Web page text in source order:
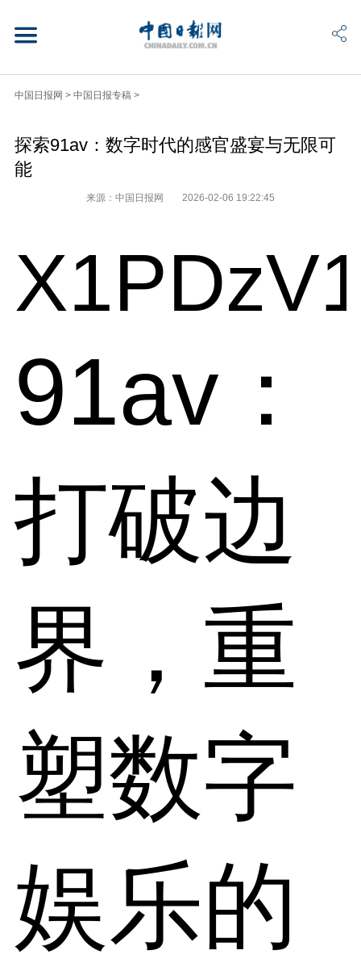
中国日报网 > 中国日报专稿 >
探索91av：数字时代的感官盛宴与无限可
能
来源：中国日报网 2026-02-06 19:22:45
91av：
打破边
界，重
塑数字
娱乐的